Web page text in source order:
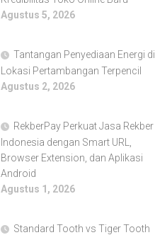
Agustus 5, 2026
Tantangan Penyediaan Energi di
Lokasi Pertambangan Terpencil
Agustus 2, 2026
RekberPay Perkuat Jasa Rekber
Indonesia dengan Smart URL,
Browser Extension, dan Aplikasi
Android
Agustus 1, 2026
Standard Tooth vs Tiger Tooth